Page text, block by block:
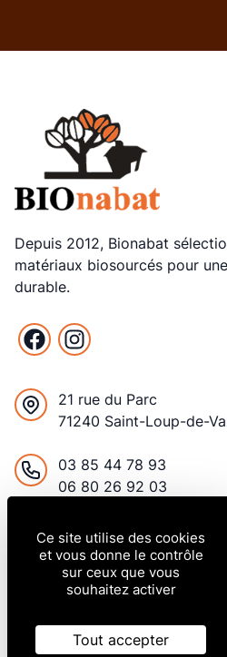
Depuis 2012, Bionabat
matériaux biosourcés pour
durable.
FacebookInstagram
21 rue du Parc
71240 Saint-Loup-de-
03 85 44 78 93
06 80 26 92 03
contact@bionabat.com
Du lundi au vendredi
8h à 12h / 14h à 18h
Le samedi de 9h à 12h
Ce site utilise des cookies
et vous donne le contrôle
sur ceux que vous
souhaitez activer
Tout accepter